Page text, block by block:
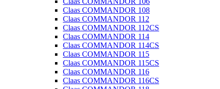
Claas COMMANDOR 108
Claas COMMANDOR 112
Claas COMMANDOR 112CS
Claas COMMANDOR 114
Claas COMMANDOR 114CS
Claas COMMANDOR 115
Claas COMMANDOR 115CS
Claas COMMANDOR 116
Claas COMMANDOR 116CS